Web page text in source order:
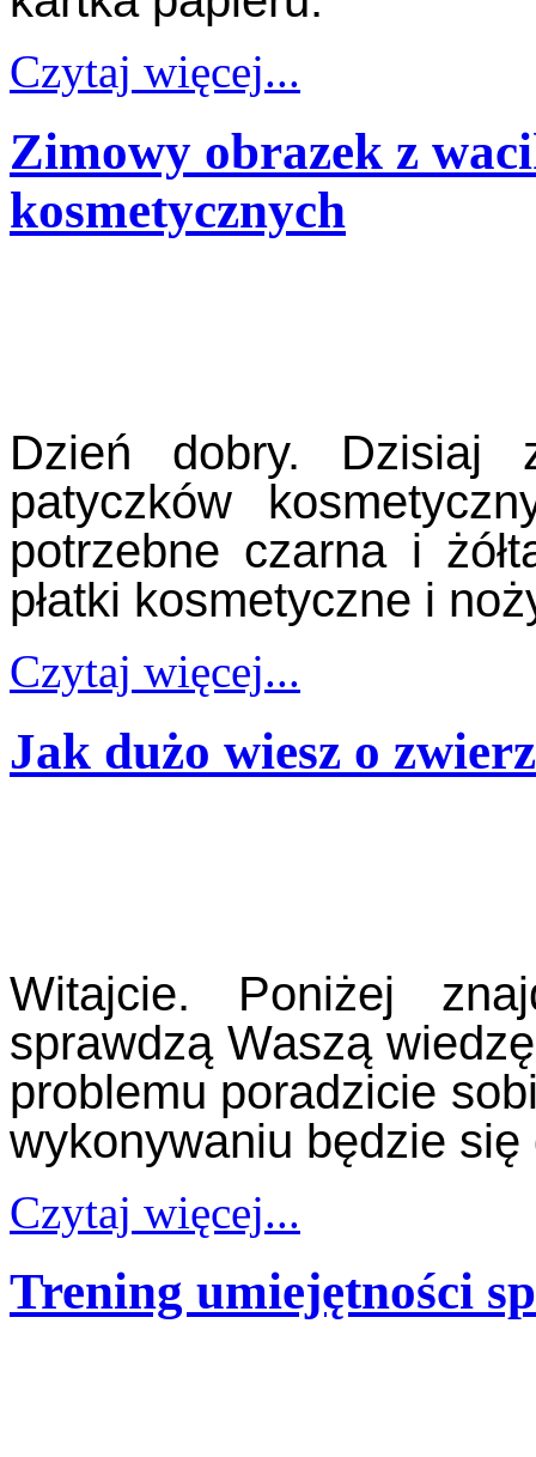
Czytaj więcej...
Zimowy obrazek z
kosmetycznych
Dzień dobry. Dzisiaj
patyczków
potrzebne czarna i
płatki kosmetyczne i
Czytaj więcej...
Jak dużo wiesz o
Witajcie. Poniżej
sprawdzą Waszą
problemu poradzicie
wykonywaniu będzie
Czytaj więcej...
Trening umiejętności